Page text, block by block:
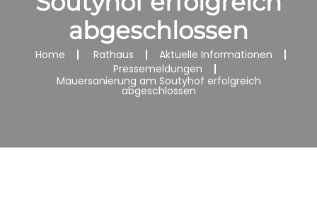
abgeschlossen
Home Rathaus
Aktuelle Informationen
Pressemeldungen
Mauersanierung am Soutyhof erfolgreich
abgeschlossen